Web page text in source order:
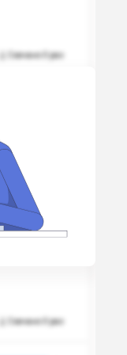
Скачано 0 раз
Скачано 0 раз
Скачано 0 раз